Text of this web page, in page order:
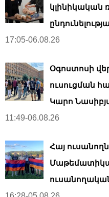
կլինիկական
17:05-06.08.26
Օգոստոսի
ուսուցման
Կարո
11:49-06.08.26
Հայ